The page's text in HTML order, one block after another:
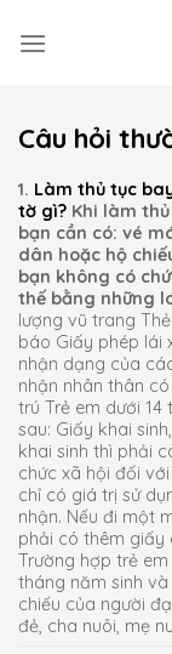
Câu hỏi
1. Làm thủ tục
tờ gì? Khi làm
bạn cần có: vé
dân hoặc hộ
bạn không có
thế bằng những
lượng vũ trang
báo Giấy phép lái
nhận dạng của
nhận nhân thân
trú Trẻ em dưới
sau: Giấy khai
khai sinh thì phải
chức xã hội đối
chỉ có giá trị sử
nhận. Nếu đi một
phải có thêm giấy
Trường hợp trẻ
tháng năm sinh
chiếu của người
đẻ, cha nuôi, mẹ